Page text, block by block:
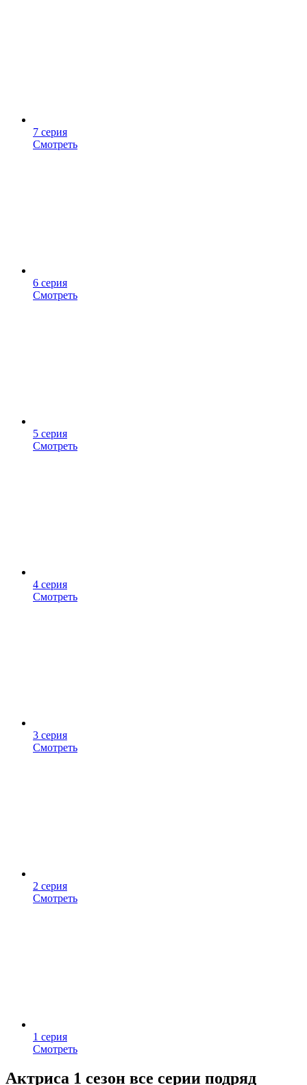
7 серия
Смотреть
6 серия
Смотреть
5 серия
Смотреть
4 серия
Смотреть
3 серия
Смотреть
2 серия
Смотреть
1 серия
Смотреть
Актриса 1 сезон все серии подряд